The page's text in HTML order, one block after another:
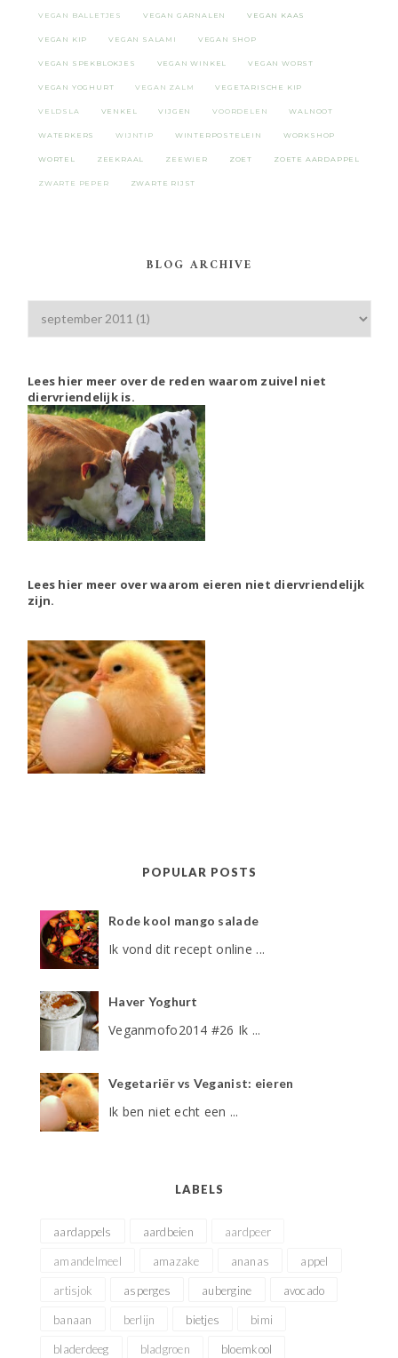
VEGAN BALLETJES VEGAN GARNALEN VEGAN KAAS
VEGAN KIP VEGAN SALAMI VEGAN SHOP
VEGAN SPEKBLOKJES VEGAN WINKEL VEGAN WORST
VEGAN YOGHURT VEGAN ZALM VEGETARISCHE KIP
VELDSLA VENKEL VIJGEN VOORDELEN WALNOOT
WATERKERS WIJNTIP WINTERPOSTELEIN WORKSHOP
WORTEL ZEEKRAAL ZEEWIER ZOET ZOETE AARDAPPEL
ZWARTE PEPER ZWARTE RIJST
BLOG ARCHIVE
Lees hier meer over de reden waarom zuivel niet
diervriendelijk is.
Lees hier meer over waarom eieren niet diervriendelijk
zijn.
POPULAR POSTS
Rode kool mango salade
Ik vond dit recept online ...
Haver Yoghurt
Veganmofo2014 #26 Ik ...
Vegetariër vs Veganist: eieren
Ik ben niet echt een ...
LABELS
aardappels aardbeien aardpeer
amandelmeel amazake ananas appel
artisjok asperges aubergine avocado
banaan berlijn bietjes bimi
bladerdeeg bladgroen bloemkool